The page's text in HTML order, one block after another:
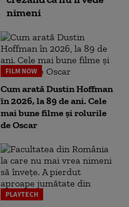
nimeni
FILM NOW
Cum arată Dustin Hoffman
în 2026, la 89 de ani. Cele
mai bune filme și rolurile
de Oscar
PLAYTECH